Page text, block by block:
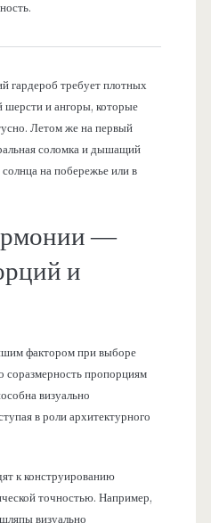
гардероб требует плотных
и ангоры, которые
Летом же на первый
соломка и дышащий
на побережье или в
—
и
фактором при выборе
соразмерность пропорциям
визуально
в роли архитектурного
к конструированию
точностью. Например,
визуально